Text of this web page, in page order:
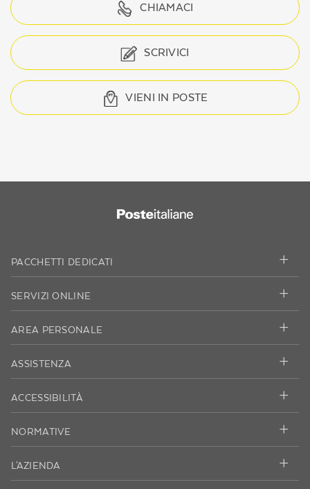
CHIAMACI
SCRIVICI
VIENI IN POSTE
PACCHETTI DEDICATI
SERVIZI ONLINE
AREA PERSONALE
ASSISTENZA
ACCESSIBILITÀ
NORMATIVE
L'AZIENDA